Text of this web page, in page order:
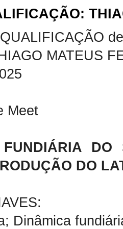
MATEUS
Meet
DO
DO
Dinâmica